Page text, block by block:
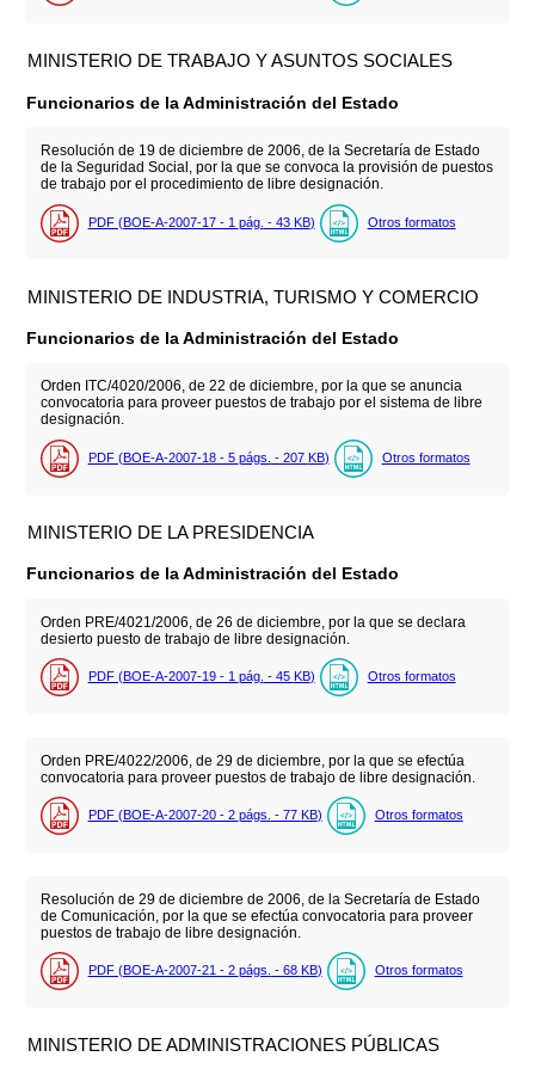
MINISTERIO DE TRABAJO Y ASUNTOS SOCIALES
Funcionarios de la Administración del Estado
Resolución de 19 de diciembre de 2006, de la Secretaría de Estado
de la Seguridad Social, por la que se convoca la provisión de puestos
de trabajo por el procedimiento de libre designación.
PDF (BOE-A-2007-17 - 1 pág. - 43 KB) Otros formatos
MINISTERIO DE INDUSTRIA, TURISMO Y COMERCIO
Funcionarios de la Administración del Estado
Orden ITC/4020/2006, de 22 de diciembre, por la que se anuncia
convocatoria para proveer puestos de trabajo por el sistema de libre
designación.
PDF (BOE-A-2007-18 - 5 págs. - 207 KB) Otros formatos
MINISTERIO DE LA PRESIDENCIA
Funcionarios de la Administración del Estado
Orden PRE/4021/2006, de 26 de diciembre, por la que se declara
desierto puesto de trabajo de libre designación.
PDF (BOE-A-2007-19 - 1 pág. - 45 KB) Otros formatos
Orden PRE/4022/2006, de 29 de diciembre, por la que se efectúa
convocatoria para proveer puestos de trabajo de libre designación.
PDF (BOE-A-2007-20 - 2 págs. - 77 KB) Otros formatos
Resolución de 29 de diciembre de 2006, de la Secretaría de Estado
de Comunicación, por la que se efectúa convocatoria para proveer
puestos de trabajo de libre designación.
PDF (BOE-A-2007-21 - 2 págs. - 68 KB) Otros formatos
MINISTERIO DE ADMINISTRACIONES PÚBLICAS